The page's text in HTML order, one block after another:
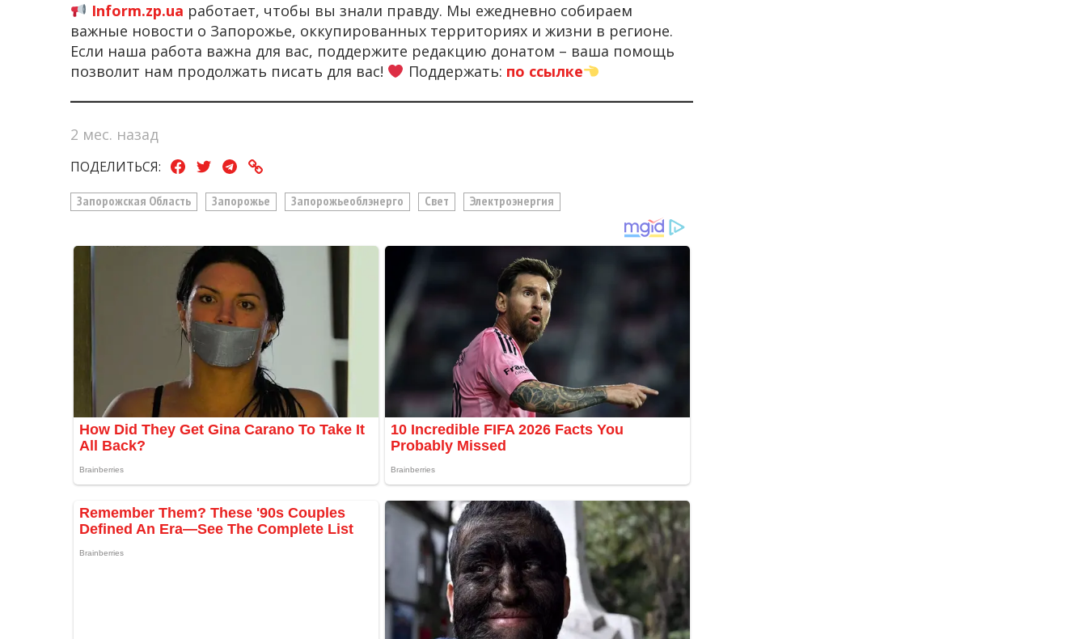
Inform.zp.ua работает, чтобы вы знали правду. Мы ежедневно собираем
важные новости о Запорожье, оккупированных территориях и жизни в регионе.
Если наша работа важна для вас, поддержите редакцию донатом – ваша помощь
позволит нам продолжать писать для вас!
Поддержать: по ссылке
2 мес. назад
ПОДЕЛИТЬСЯ:
Запорожская Область Запорожье Запорожьеоблэнерго Свет Электроэнергия